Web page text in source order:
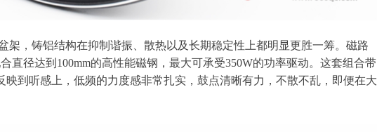
架，铸铝结构在抑制谐振、散热以及长期稳定性上都明显更胜一筹。磁路
直径达到100mm的高性能磁钢，最大可承受350W的功率驱动。这套组合带
到听感上，低频的力度感非常扎实，鼓点清晰有力，不散不乱，即便在大